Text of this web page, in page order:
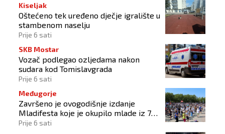
Kiseljak
Oštećeno tek uređeno dječje igralište u
stambenom naselju
Prije 6 sati
SKB Mostar
Vozač podlegao ozljedama nakon
sudara kod Tomislavgrada
Prije 6 sati
Međugorje
Završeno je ovogodišnje izdanje
Mladifesta koje je okupilo mlade iz 73
zemlje svijeta
Prije 6 sati